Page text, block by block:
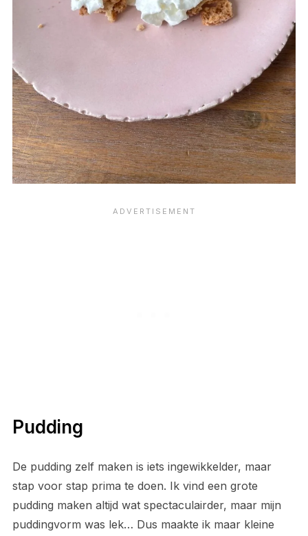
Pudding
De pudding zelf maken is iets ingewikkelder, maar
stap voor stap prima te doen. Ik vind een grote
pudding maken altijd wat spectaculairder, maar mijn
puddingvorm was lek… Dus maakte ik maar kleine